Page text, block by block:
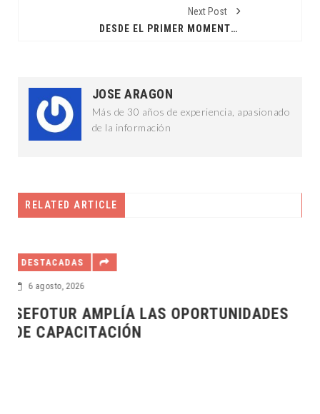
Next Post
DESDE EL PRIMER MOMENTO ESTARÉ CON LA GENTE: CPL
JOSE ARAGON
Más de 30 años de experiencia, apasionado
de la información
RELATED ARTICLE
DESTACADAS
6 agosto, 2026
DIF YUCATÁN Y UBER SIGNAN